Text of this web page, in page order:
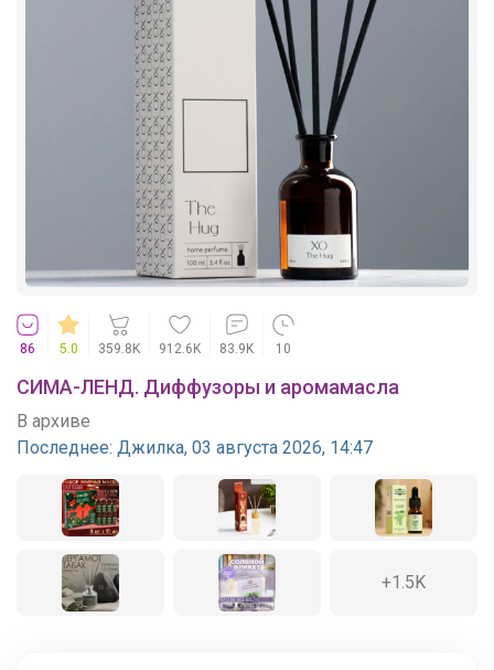
86 5.0 359.8K 912.6K 83.9K 10
СИМА-ЛЕНД. Диффузоры и аромамасла
В архиве
Последнее:
Джилка, 03 августа 2026, 14:47
+1.5K